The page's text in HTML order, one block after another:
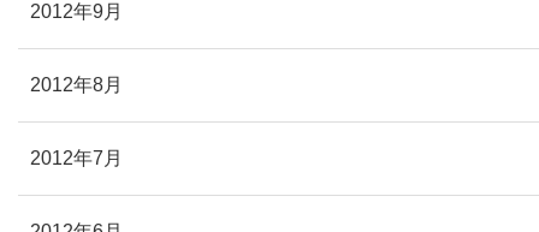
2012年9月
2012年8月
2012年7月